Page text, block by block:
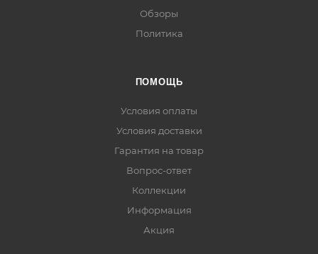
Обзоры
Политика
ПОМОЩЬ
Условия оплаты
Условия доставки
Гарантия на товар
Вопрос-ответ
Коллекции
Информация
Акция